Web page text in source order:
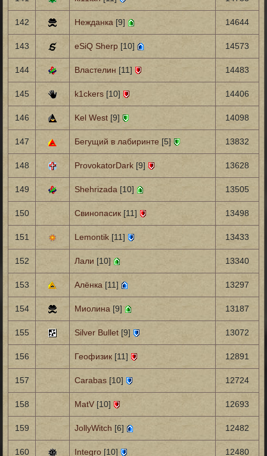
142 Нежданка [9] 14644
143 eSiQ Sherp [10] 14573
144 Властелин [11] 14483
145 k1ckers [10] 14406
146 Kel West [9] 14098
147 Бегущий в лабиринте [5] 13832
148 ProvokatorDark [9] 13628
149 Shehrizada [10] 13505
150 Свинопасик [11] 13498
151 Lemontik [11] 13433
152 Лали [10] 13340
153 Алёнка [11] 13297
154 Миолина [9] 13187
155 Silver Bullet [9] 13072
156 Геофизик [11] 12891
157 Carabas [10] 12724
158 MatV [10] 12693
159 JollyWitch [6] 12482
160 Integro [10] 12480